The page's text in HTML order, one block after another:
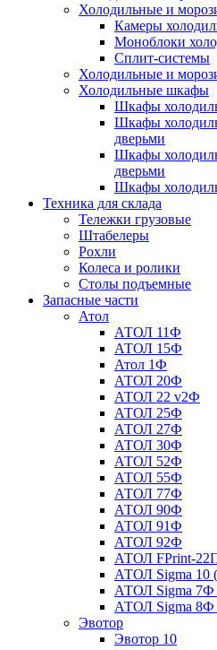
Холодильные и
Камеры
Моноблоки
Сплит-системы
Холодильные и
Холодильные шкафы
Шкафы
Шкафы
дверьми
Шкафы
дверьми
Шкафы
Техника для склада
Тележки грузовые
Штабелеры
Рохли
Колеса и ролики
Столы подъемные
Запасные части
Атол
АТОЛ 11Ф
АТОЛ 15Ф
Атол 1Ф
АТОЛ 20Ф
АТОЛ 22 v2Ф
АТОЛ 25Ф
АТОЛ 27Ф
АТОЛ 30Ф
АТОЛ 52Ф
АТОЛ 55Ф
АТОЛ 77Ф
АТОЛ 90Ф
АТОЛ 91Ф
АТОЛ 92Ф
АТОЛ FPrint-
АТОЛ Sigma 10
АТОЛ Sigma 7Ф
АТОЛ Sigma 8Ф
Эвотор
Эвотор 10